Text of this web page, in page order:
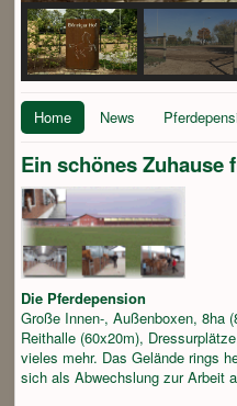
Home News
Ein schönes Zuhause
Die Pferdepension
Große Innen-, Außenboxen, 8ha
Reithalle (60x20m),
vieles mehr. Das Gelände rings
sich als Abwechslung zur Arbeit